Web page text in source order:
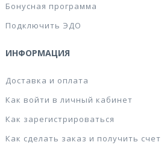
Бонусная программа
Подключить ЭДО
ИНФОРМАЦИЯ
Доставка и оплата
Как войти в личный кабинет
Как зарегистрироваться
Как сделать заказ и получить счет